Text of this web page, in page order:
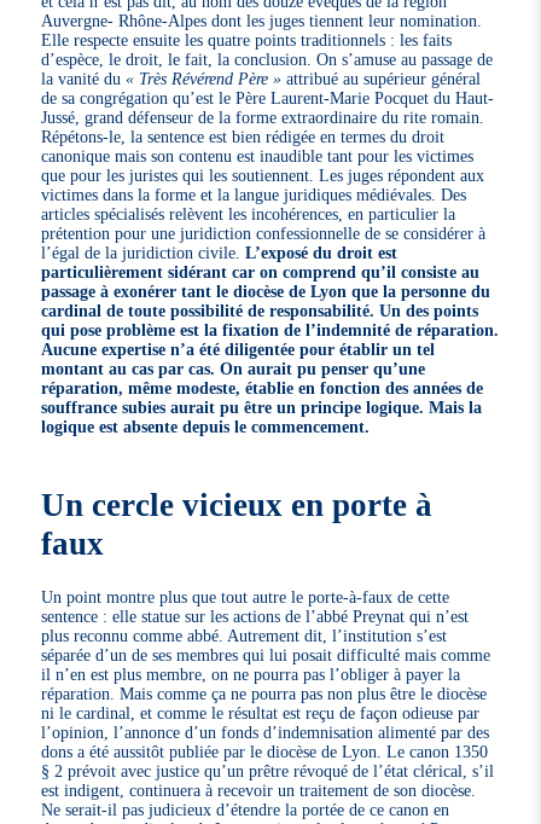
Auvergne- Rhône-Alpes dont les juges tiennent leur nomination.
Elle respecte ensuite les quatre points traditionnels : les faits
d’espèce, le droit, le fait, la conclusion. On s’amuse au passage de
la vanité du« Très Révérend Père » attribué au supérieur général
de sa congrégation qu’est le Père Laurent-Marie Pocquet du Haut-
Jussé, grand défenseur de la forme extraordinaire du rite romain.
Répétons-le, la sentence est bien rédigée en termes du droit
canonique mais son contenu est inaudible tant pour les victimes
que pour les juristes qui les soutiennent. Les juges répondent aux
victimes dans la forme et la langue juridiques médiévales. Des
articles spécialisés relèvent les incohérences, en particulier la
prétention pour une juridiction confessionnelle de se considérer à
l’égal de la juridiction civile. L’exposé du droit est
particulièrement sidérant car on comprend qu’il consiste au
passage à exonérer tant le diocèse de Lyon que la personne du
cardinal de toute possibilité de responsabilité. Un des points
qui pose problème est la fixation de l’indemnité de réparation.
Aucune expertise n’a été diligentée pour établir un tel
montant au cas par cas. On aurait pu penser qu’une
réparation, même modeste, établie en fonction des années de
souffrance subies aurait pu être un principe logique. Mais la
logique est absente depuis le commencement.
Un cercle vicieux en porte à
faux
Un point montre plus que tout autre le porte-à-faux de cette
sentence : elle statue sur les actions de l’abbé Preynat qui n’est
plus reconnu comme abbé. Autrement dit, l’institution s’est
séparée d’un de ses membres qui lui posait difficulté mais comme
il n’en est plus membre, on ne pourra pas l’obliger à payer la
réparation. Mais comme ça ne pourra pas non plus être le diocèse
ni le cardinal, et comme le résultat est reçu de façon odieuse par
l’opinion, l’annonce d’un fonds d’indemnisation alimenté par des
dons a été aussitôt publiée par le diocèse de Lyon. Le canon 1350
§ 2 prévoit avec justice qu’un prêtre révoqué de l’état clérical, s’il
est indigent, continuera à recevoir un traitement de son diocèse.
Ne serait-il pas judicieux d’étendre la portée de ce canon en